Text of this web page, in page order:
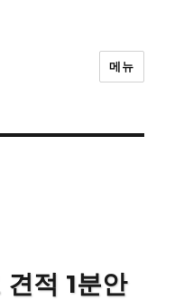
메뉴
적 1분안